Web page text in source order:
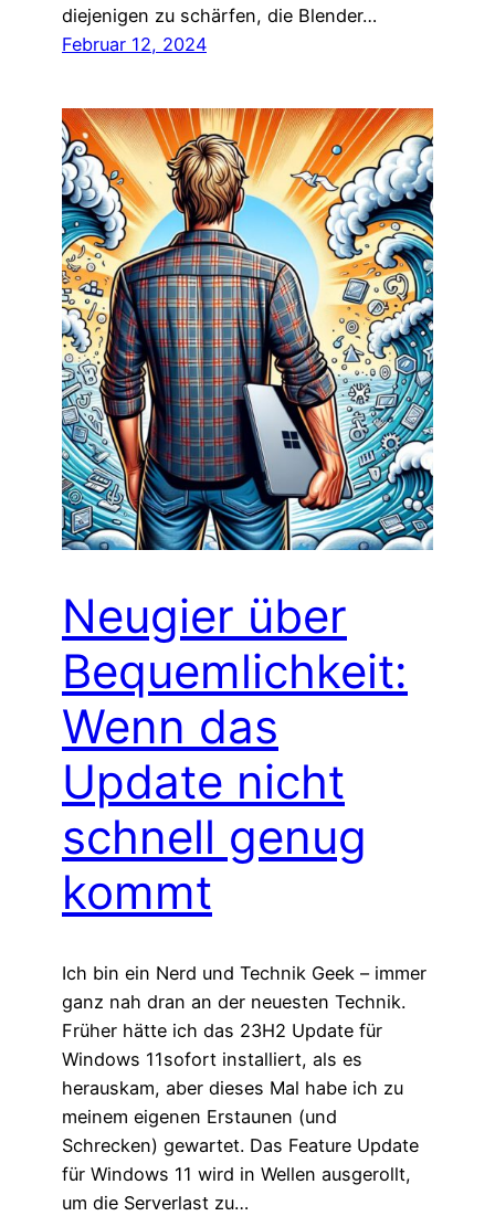
diejenigen zu schärfen, die Blender…
Februar 12, 2024
Neugier über
Bequemlichkeit:
Wenn das
Update nicht
schnell genug
kommt
Ich bin ein Nerd und Technik Geek – immer
ganz nah dran an der neuesten Technik.
Früher hätte ich das 23H2 Update für
Windows 11sofort installiert, als es
herauskam, aber dieses Mal habe ich zu
meinem eigenen Erstaunen (und
Schrecken) gewartet. Das Feature Update
für Windows 11 wird in Wellen ausgerollt,
um die Serverlast zu…